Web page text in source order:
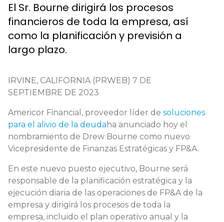
El Sr. Bourne dirigirá los procesos
financieros de toda la empresa, así
como la planificación y previsión a
largo plazo.
IRVINE, CALIFORNIA (PRWEB) 7 DE
SEPTIEMBRE DE 2023
Americor Financial, proveedor líder de soluciones
para el alivio de la deuda ha anunciado hoy el
nombramiento de Drew Bourne como nuevo
Vicepresidente de Finanzas Estratégicas y FP&A.
En este nuevo puesto ejecutivo, Bourne será
responsable de la planificación estratégica y la
ejecución diaria de las operaciones de FP&A de la
empresa y dirigirá los procesos de toda la
empresa, incluido el plan operativo anual y la